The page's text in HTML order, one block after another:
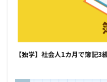
【独学】社会人1カ月で簿記3